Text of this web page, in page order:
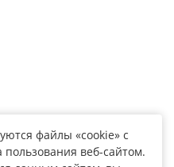
файлы «cookie» с
веб-сайтом.